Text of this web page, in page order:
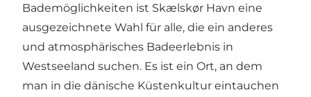
Bademöglichkeiten ist Skælskør Havn eine
ausgezeichnete Wahl für alle, die ein anderes
und atmosphärisches Badeerlebnis in
Westseeland suchen. Es ist ein Ort, an dem
man in die dänische Küstenkultur eintauchen